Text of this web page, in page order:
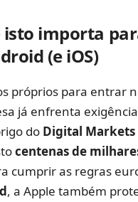
isto importa
(e iOS)
próprios para entrar
já enfrenta
do Digital Markets
centenas de
cumprir as regras
, a Apple também